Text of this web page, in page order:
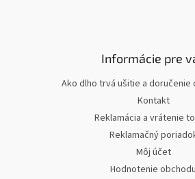
Informácie pre
Ako dlho trvá ušitie a doručenie
Kontakt
Reklamácia a vrátenie
Reklamačný
Môj účet
Hodnotenie obchodu